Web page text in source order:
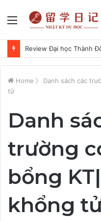
Menu
Review Đại học Thành
Home 》
Danh sách các
tử
Danh
trường
bổng
khổng